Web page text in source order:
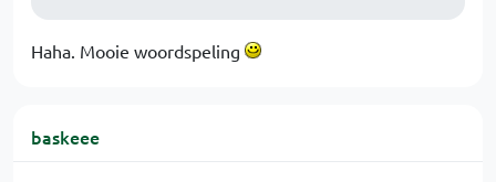
Haha. Mooie woordspeling
baskeee